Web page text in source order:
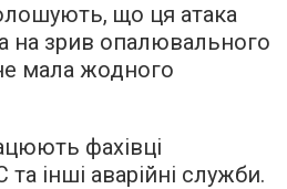
що ця атака
на зрив опалювального
мала жодного
фахівці
інші аварійні служби.